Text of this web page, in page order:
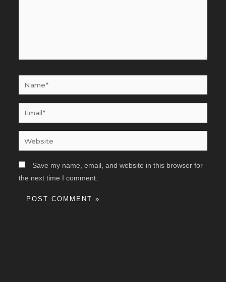
Email*
Website
Save my name, email, and website in this browser for
the next time I comment.